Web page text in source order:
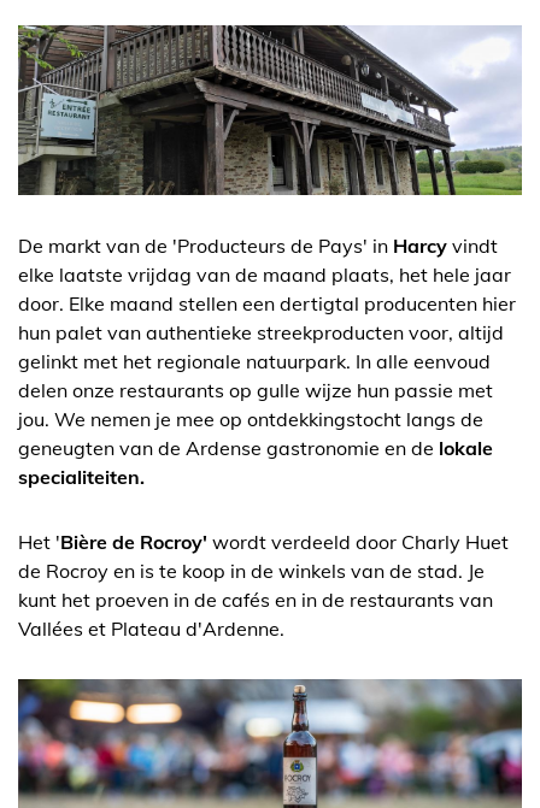
De markt van de 'Producteurs de Pays' in Harcy vindt
elke laatste vrijdag van de maand plaats, het hele jaar
door. Elke maand stellen een dertigtal producenten hier
hun palet van authentieke streekproducten voor, altijd
gelinkt met het regionale natuurpark. In alle eenvoud
delen onze restaurants op gulle wijze hun passie met
jou. We nemen je mee op ontdekkingstocht langs de
geneugten van de Ardense gastronomie en de lokale
specialiteiten.
Het 'Bière de Rocroy' wordt verdeeld door Charly Huet
de Rocroy en is te koop in de winkels van de stad. Je
kunt het proeven in de cafés en in de restaurants van
Vallées et Plateau d'Ardenne.